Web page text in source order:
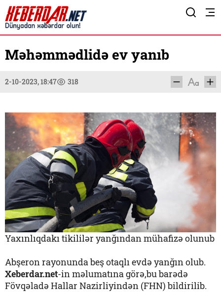
Məhəmmədlidə ev yanıb
2-10-2023, 18:47 318
Yaxınlıqdakı tikililər yanğından mühafizə olunub
Abşeron rayonunda beş otaqlı evdə yanğın olub.
Xeberdar.net-in məlumatına görə,bu barədə
Fövqəladə Hallar Nazirliyindən (FHN) bildirilib.